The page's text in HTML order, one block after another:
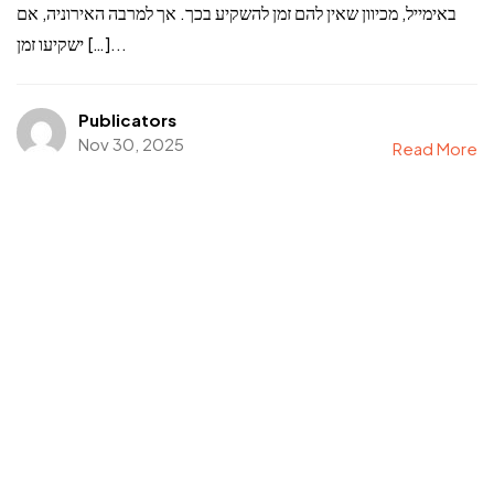
באימייל, מכיוון שאין להם זמן להשקיע בכך. אך למרבה האירוניה, אם
ישקיעו זמן […]...
Publicators
Nov 30, 2025
Read More